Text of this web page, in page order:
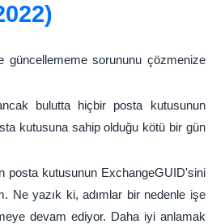
güncellememe sorununu çözmenize
bulutta hiçbir posta kutusunun
kutusuna sahip olduğu kötü bir gün
posta kutusunun ExchangeGUID'sini
Ne yazık ki, adımlar bir nedenle işe
devam ediyor. Daha iyi anlamak